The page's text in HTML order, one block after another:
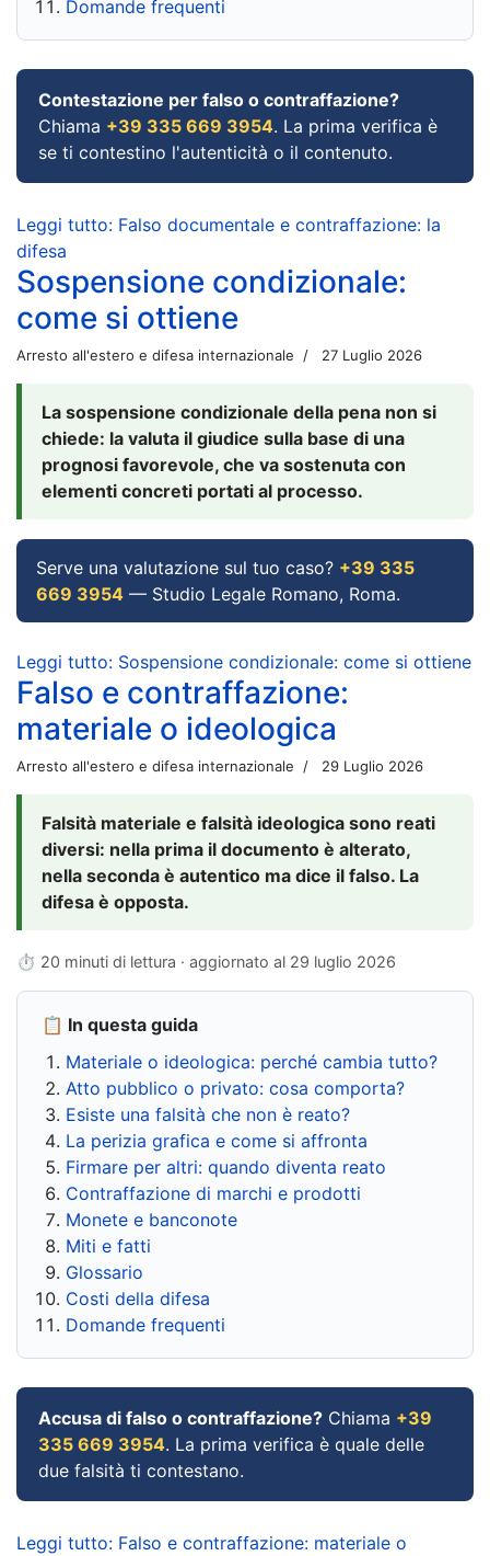
Domande frequenti
Contestazione per falso o contraffazione?
Chiama +39 335 669 3954. La prima verifica è
se ti contestino l'autenticità o il contenuto.
Leggi tutto: Falso documentale e contraffazione: la
difesa
Sospensione condizionale:
come si ottiene
Arresto all'estero e difesa internazionale 27 Luglio 2026
La sospensione condizionale della pena non si
chiede: la valuta il giudice sulla base di una
prognosi favorevole, che va sostenuta con
elementi concreti portati al processo.
Serve una valutazione sul tuo caso? +39 335
669 3954 — Studio Legale Romano, Roma.
Leggi tutto: Sospensione condizionale: come si ottiene
Falso e contraffazione:
materiale o ideologica
Arresto all'estero e difesa internazionale 29 Luglio 2026
Falsità materiale e falsità ideologica sono reati
diversi: nella prima il documento è alterato,
nella seconda è autentico ma dice il falso. La
difesa è opposta.
⏱ 20 minuti di lettura · aggiornato al 29 luglio 2026
📋 In questa guida
Materiale o ideologica: perché cambia tutto?
Atto pubblico o privato: cosa comporta?
Esiste una falsità che non è reato?
La perizia grafica e come si affronta
Firmare per altri: quando diventa reato
Contraffazione di marchi e prodotti
Monete e banconote
Miti e fatti
Glossario
Costi della difesa
Domande frequenti
Accusa di falso o contraffazione? Chiama +39
335 669 3954. La prima verifica è quale delle
due falsità ti contestano.
Leggi tutto: Falso e contraffazione: materiale o